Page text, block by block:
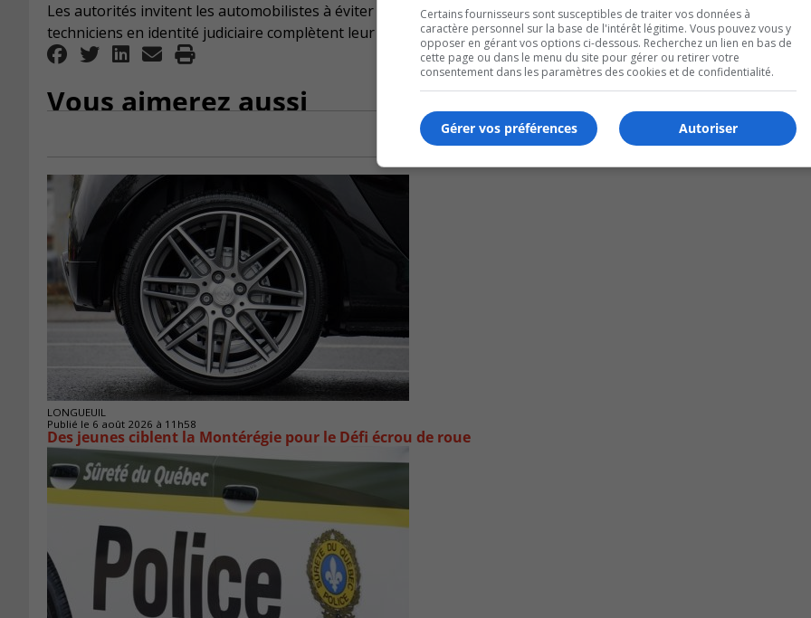
Les autorités invitent les automobilistes à éviter le secteur et à privilégier un itinéraire alternatif le temps que
techniciens en identité judiciaire complètent leur expertise.
Vous aimerez aussi
LONGUEUIL
Publié le 6 août 2026 à 11h58
Des jeunes ciblent la Montérégie pour le Défi écrou de roue
Certains fournisseurs sont susceptibles de traiter vos données à
caractère personnel sur la base de l'intérêt légitime. Vous pouvez vous y
opposer en gérant vos options ci-dessous. Recherchez un lien en bas de
cette page ou dans le menu du site pour gérer ou retirer votre
consentement dans les paramètres des cookies et de confidentialité.
Autoriser
Gérer vos préférences